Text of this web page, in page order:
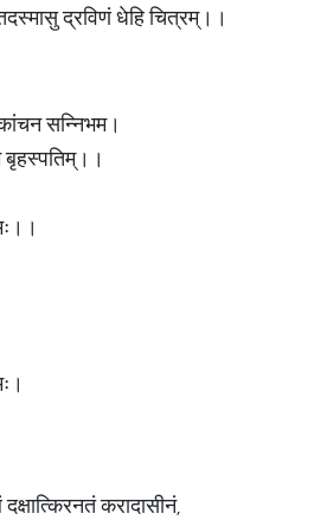
द्रविणं धेहि चित्रम्।।
सन्निभम।
बृहस्पतिम्।।
करादासीनं,